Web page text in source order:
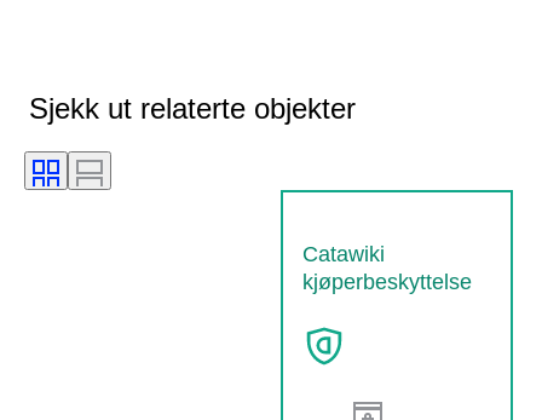
Sjekk ut relaterte objekter
Catawiki
kjøperbeskyttelse